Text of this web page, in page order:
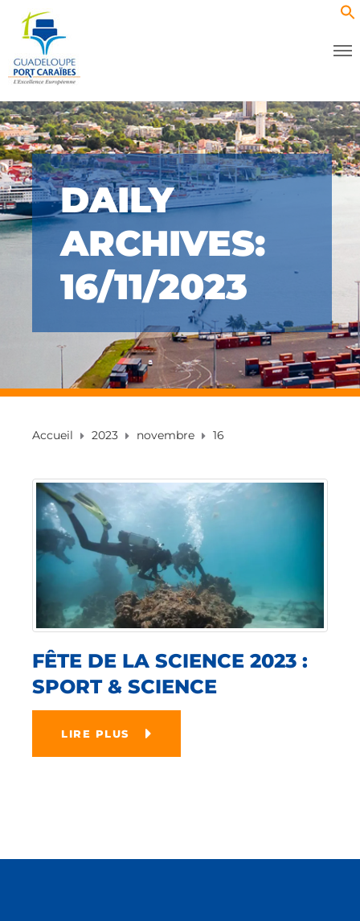
DAILY
ARCHIVES:
16/11/2023
Accueil 2023 novembre 16
FÊTE DE LA SCIENCE 2023 :
SPORT & SCIENCE
LIRE PLUS